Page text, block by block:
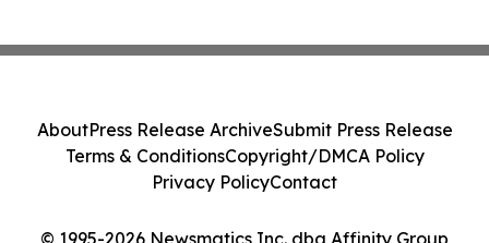
© 1995-2026 Newsmatics Inc. dba Affinity Group
AboutPress Release ArchiveSubmit Press Release
Terms & ConditionsCopyright/DMCA Policy
Privacy PolicyContact